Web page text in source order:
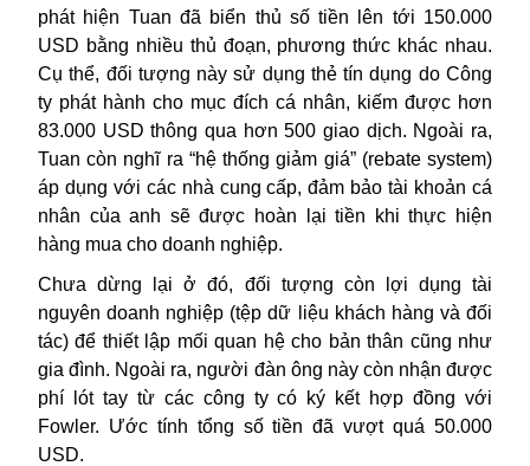
phát hiện Tuan đã biển thủ số tiền lên tới 150.000
USD bằng nhiều thủ đoạn, phương thức khác nhau.
Cụ thể, đối tượng này sử dụng thẻ tín dụng do Công
ty phát hành cho mục đích cá nhân, kiếm được hơn
83.000 USD thông qua hơn 500 giao dịch. Ngoài ra,
Tuan còn nghĩ ra “hệ thống giảm giá” (rebate system)
áp dụng với các nhà cung cấp, đảm bảo tài khoản cá
nhân của anh sẽ được hoàn lại tiền khi thực hiện
hàng mua cho doanh nghiệp.
Chưa dừng lại ở đó, đối tượng còn lợi dụng tài
nguyên doanh nghiệp (tệp dữ liệu khách hàng và đối
tác) để thiết lập mối quan hệ cho bản thân cũng như
gia đình. Ngoài ra, người đàn ông này còn nhận được
phí lót tay từ các công ty có ký kết hợp đồng với
Fowler. Ước tính tổng số tiền đã vượt quá 50.000
USD.